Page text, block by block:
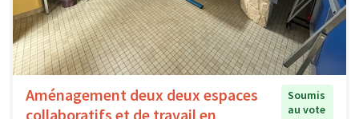
Aménagement deux deux espaces
collaboratifs et de travail en
Soumis
au vote